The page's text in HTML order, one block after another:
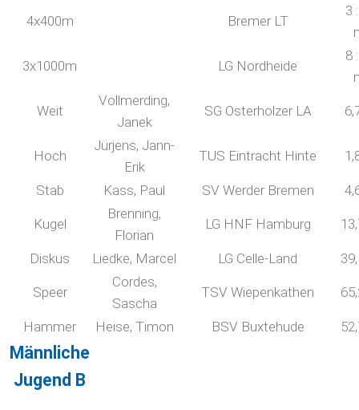
4x400m Bremer LT
3
3x1000m LG Nordheide
8
Weit
Vollmerding,
Janek
SG Osterholzer LA
Hoch
Jürjens, Jann-
Erik
TUS Eintracht Hinte
Stab Kass, Paul SV Werder Bremen
Kugel
Brenning,
Florian
LG HNF Hamburg
Diskus Liedke, Marcel LG Celle-Land
Speer
Cordes,
Sascha
TSV Wiepenkathen
Hammer Heise, Timon BSV Buxtehude
Männliche
Jugend B